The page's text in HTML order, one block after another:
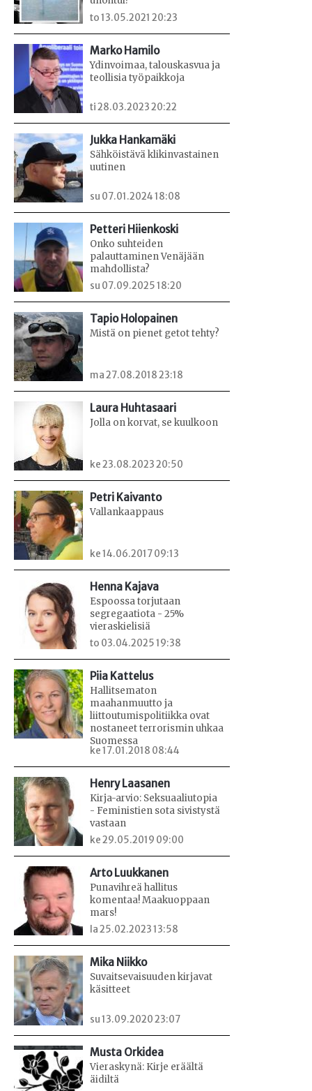
to 13.05.2021 20:23
Marko Hamilo
Ydinvoimaa, talouskasvua ja
teollisia työpaikkoja
ti 28.03.2023 20:22
Jukka Hankamäki
Sähköistävä klikinvastainen
uutinen
su 07.01.2024 18:08
Petteri Hiienkoski
Onko suhteiden
palauttaminen Venäjään
mahdollista?
su 07.09.2025 18:20
Tapio Holopainen
Mistä on pienet getot tehty?
ma 27.08.2018 23:18
Laura Huhtasaari
Jolla on korvat, se kuulkoon
ke 23.08.2023 20:50
Petri Kaivanto
Vallankaappaus
ke 14.06.2017 09:13
Henna Kajava
Espoossa torjutaan
segregaatiota - 25%
vieraskielisiä
to 03.04.2025 19:38
Piia Kattelus
Hallitsematon
maahanmuutto ja
liittoutumispolitiikka ovat
nostaneet terrorismin uhkaa
Suomessa
ke 17.01.2018 08:44
Henry Laasanen
Kirja-arvio: Seksuaaliutopia
- Feministien sota sivistystä
vastaan
ke 29.05.2019 09:00
Arto Luukkanen
Punavihreä hallitus
komentaa! Maakuoppaan
mars!
la 25.02.2023 13:58
Mika Niikko
Suvaitsevaisuuden kirjavat
käsitteet
su 13.09.2020 23:07
Musta Orkidea
Vieraskynä: Kirje eräältä
äidiltä